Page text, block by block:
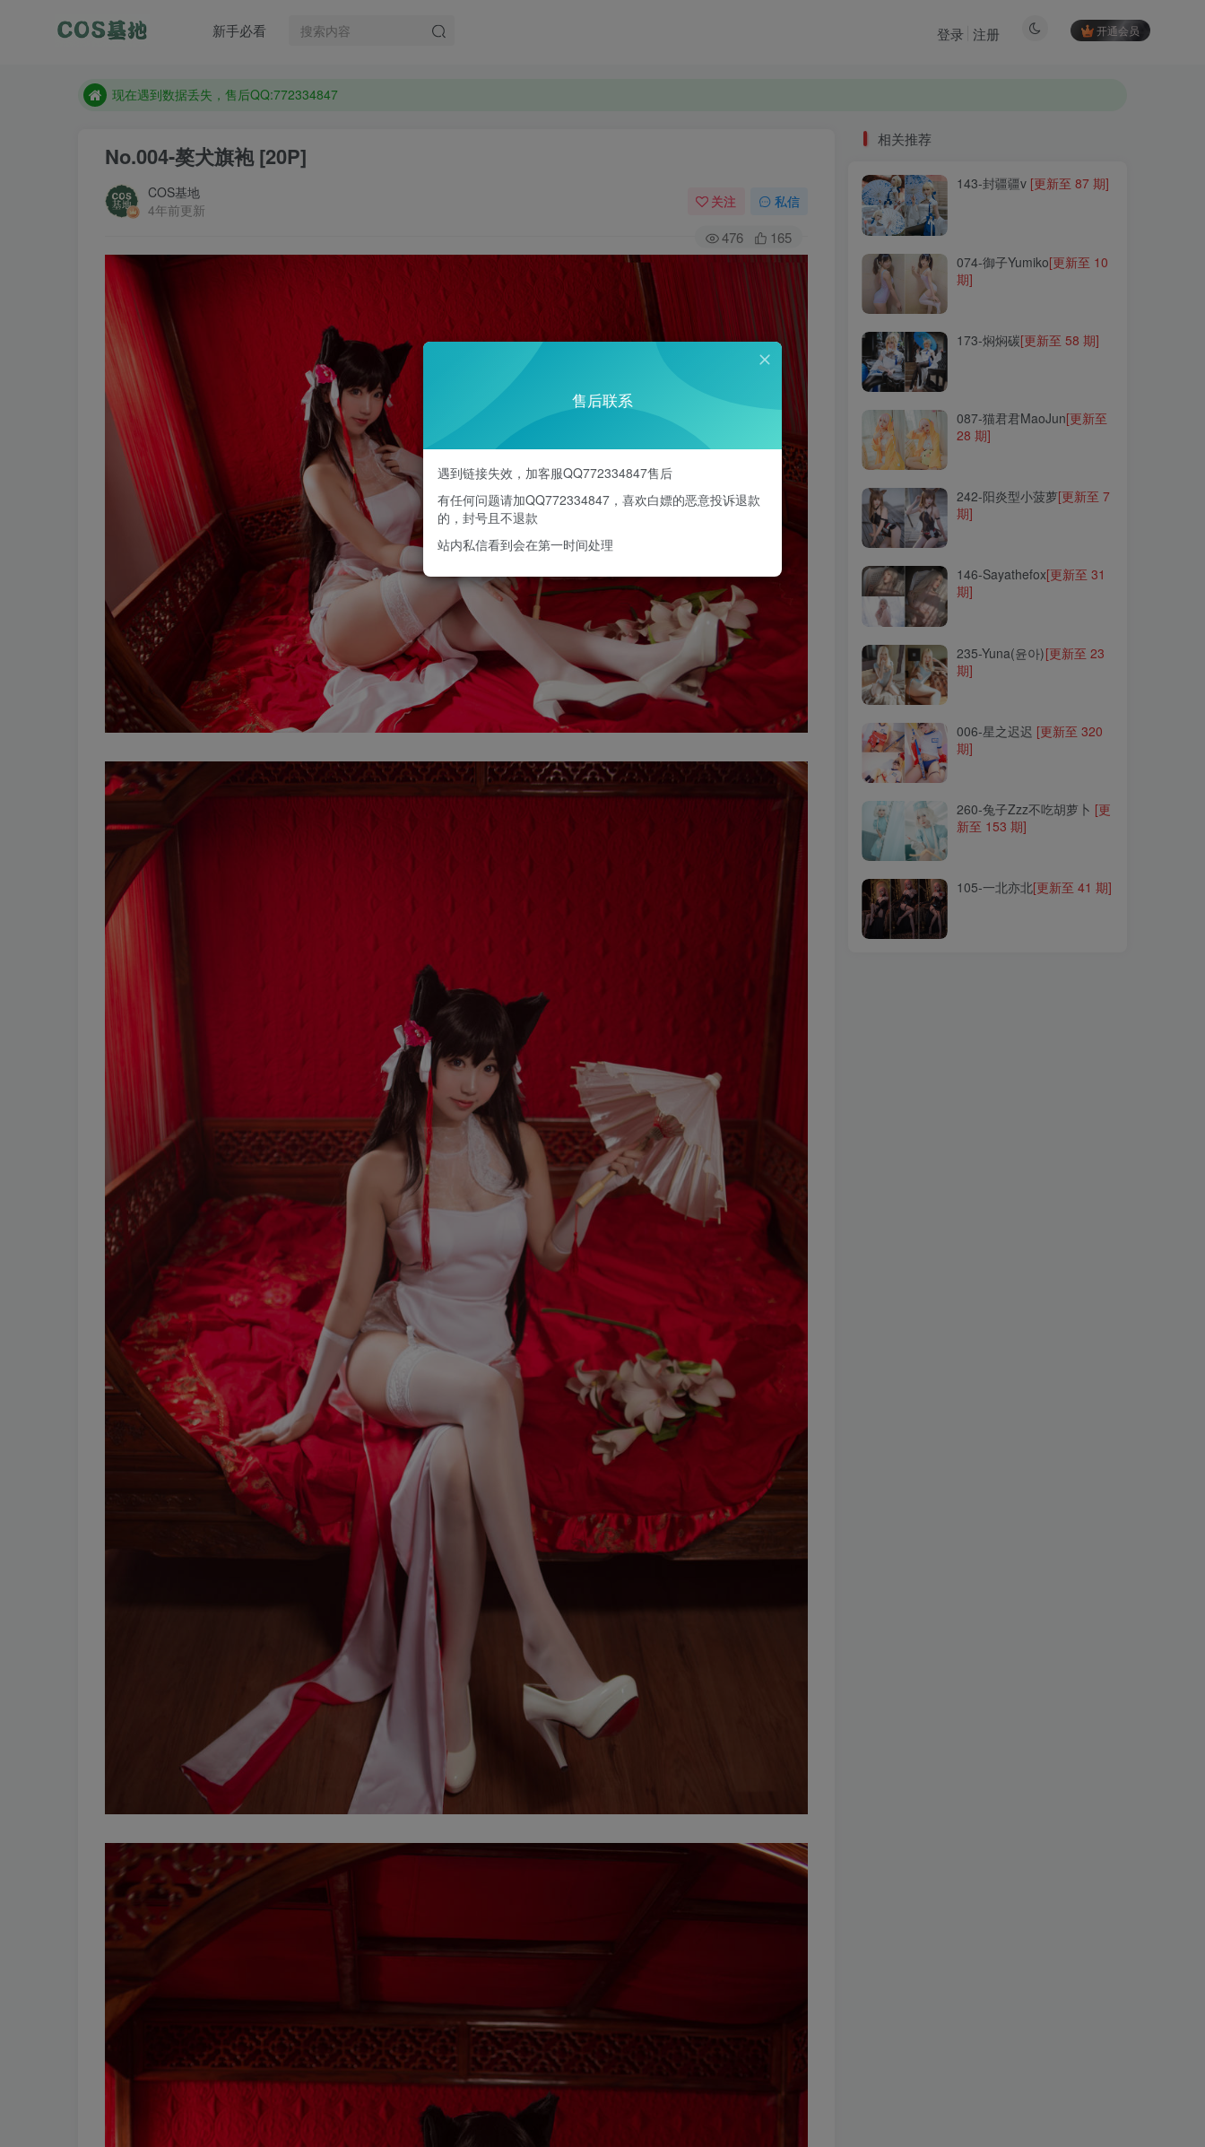
新手必看 开通会员
登录 注册
想看那个coser作品，请在搜索框搜索
售后QQ:772334847
No.004-獒犬旗袍 [20P]
COS基地
4年前更新
关注 私信
476 165
173-焖焖碳
242-阳炎型小菠萝
146-Sayathefox
006-星之迟迟
260-兔子Zzz不吃胡萝卜
105-一北亦北
相关推荐
143-封疆疆v [更新至 87 期]
074-御子Yumiko[更新至 10
期]
173-焖焖碳[更新至 58 期]
087-猫君君MaoJun[更新至
28 期]
242-阳炎型小菠萝[更新至 7
期]
146-Sayathefox[更新至 31
期]
235-Yuna(윤아)[更新至 23
期]
006-星之迟迟 [更新至 320
期]
260-兔子Zzz不吃胡萝卜 [更
新至 153 期]
105-一北亦北[更新至 41 期]
售后联系
遇到链接失效，加客服QQ772334847售后
有任何问题请加QQ772334847，喜欢白嫖的恶意投诉退款
的，封号且不退款
站内私信看到会在第一时间处理